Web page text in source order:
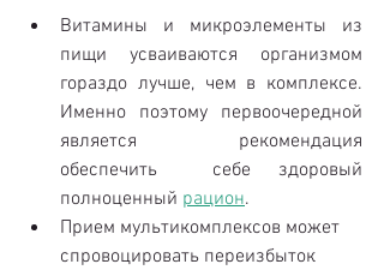
Витамины и микроэлементы из
пищи усваиваются организмом
гораздо лучше, чем в комплексе.
Именно поэтому первоочередной
является рекомендация
обеспечить  себе здоровый
полноценный рацион.
Прием мультикомплексов может
спровоцировать переизбыток